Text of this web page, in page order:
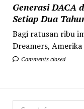
Generasi DACA
Setiap Dua
Bagi ratusan ribu
Dreamers, Amerika
Comments closed